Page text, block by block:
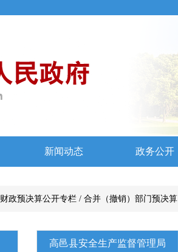
财政预决算公开专栏 / 合并（撤销）部门预决算
高邑县安全生产监督管理局